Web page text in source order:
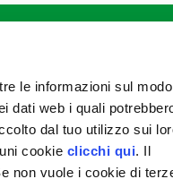
le informazioni sul modo
dati web i quali
dal tuo utilizzo sui
cookie clicchi qui. Il
non vuole i cookie di